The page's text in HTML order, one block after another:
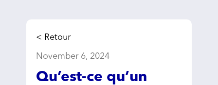
< Retour
November 6, 2024
Qu’est-ce qu’un